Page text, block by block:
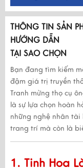
THÔNG TIN SẢN
HƯỚNG DẪN
TẠI SAO CHỌN
Bạn đang tìm kiếm
đậm giá trị truyền
Tranh mừng thọ cụ
là sự lựa chọn hoàn
những nghệ nhân
trang trí mà còn là
1. Tinh Hoa